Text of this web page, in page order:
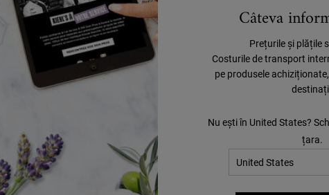
Câteva
Prețurile și plățile
Costurile de transport
pe produsele
Nu ești în United States?
țara.